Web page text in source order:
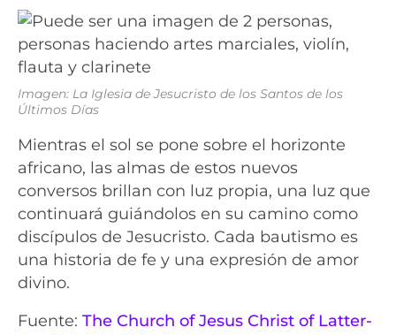
Imagen: La Iglesia de Jesucristo de los Santos de los
Últimos Días
Mientras el sol se pone sobre el horizonte
africano, las almas de estos nuevos
conversos brillan con luz propia, una luz que
continuará guiándolos en su camino como
discípulos de Jesucristo. Cada bautismo es
una historia de fe y una expresión de amor
divino.
Fuente: The Church of Jesus Christ of Latter-